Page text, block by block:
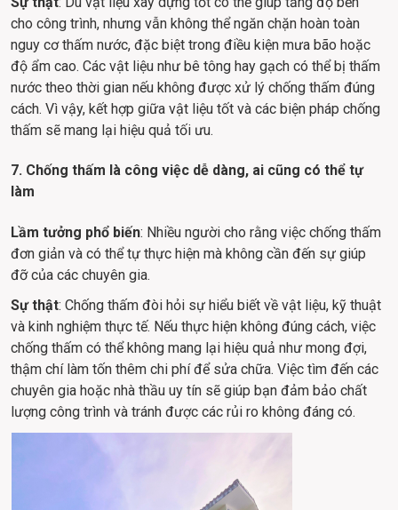
cho công trình, nhưng vẫn không thể ngăn chặn hoàn toàn
nguy cơ thấm nước, đặc biệt trong điều kiện mưa bão hoặc
độ ẩm cao. Các vật liệu như bê tông hay gạch có thể bị thấm
nước theo thời gian nếu không được xử lý chống thấm đúng
cách. Vì vậy, kết hợp giữa vật liệu tốt và các biện pháp chống
thấm sẽ mang lại hiệu quả tối ưu.
7. Chống thấm là công việc dễ dàng, ai cũng có thể tự
làm
Lầm tưởng phổ biến: Nhiều người cho rằng việc chống thấm
đơn giản và có thể tự thực hiện mà không cần đến sự giúp
đỡ của các chuyên gia.
Sự thật: Chống thấm đòi hỏi sự hiểu biết về vật liệu, kỹ thuật
và kinh nghiệm thực tế. Nếu thực hiện không đúng cách, việc
chống thấm có thể không mang lại hiệu quả như mong đợi,
thậm chí làm tốn thêm chi phí để sửa chữa. Việc tìm đến các
chuyên gia hoặc nhà thầu uy tín sẽ giúp bạn đảm bảo chất
lượng công trình và tránh được các rủi ro không đáng có.